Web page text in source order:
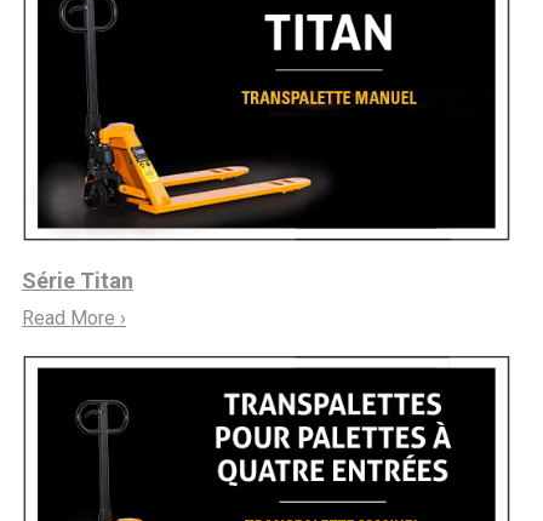
Série Titan
Read More ›